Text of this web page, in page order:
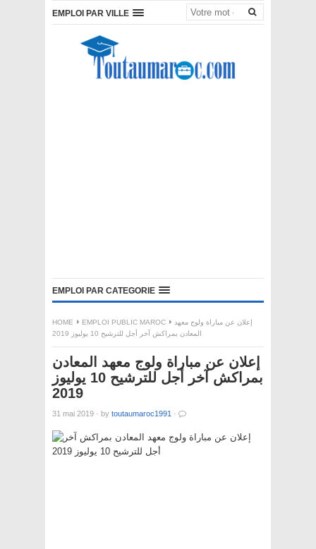
EMPLOI PAR VILLE
EMPLOI PAR CATEGORIE
HOME EMPLOI PUBLIC MAROC
إعلان عن مباراة ولوج معهد
المعادن بمراكش آخر أجل للترشيح 10 يوليوز 2019
إعلان عن مباراة ولوج معهد المعادن
بمراكش آخر أجل للترشيح 10 يوليوز
2019
31 mai 2019 · by toutaumaroc1991 ·